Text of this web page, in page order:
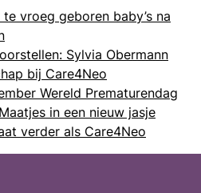
te vroeg geboren baby’s na
Sylvia Obermann
bij Care4Neo
Wereld Prematurendag
in een nieuw jasje
verder als Care4Neo